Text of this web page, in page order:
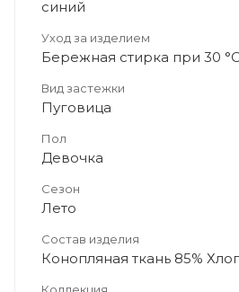
синий
Уход за изделием
Бережная стирка при 30 °C
Вид застежки
Пуговица
Пол
Девочка
Сезон
Лето
Состав изделия
Конопляная ткань 85%
Коллекция